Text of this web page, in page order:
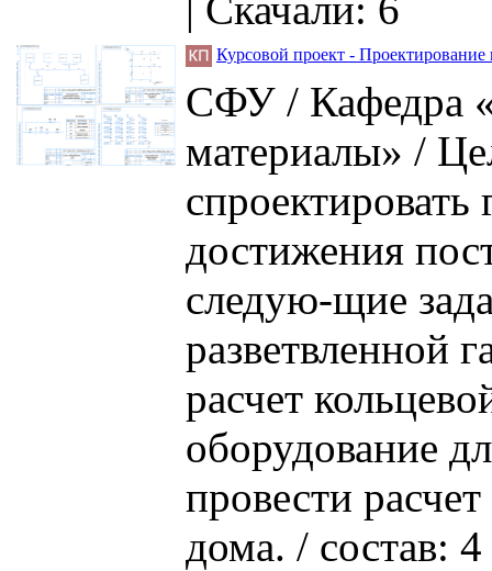
Курсовой проект - Проектирование
СФУ / Кафедра
материалы» /
достижения
следую-щие
разветвленной
расчет
оборудование
провести
дома. / состав: